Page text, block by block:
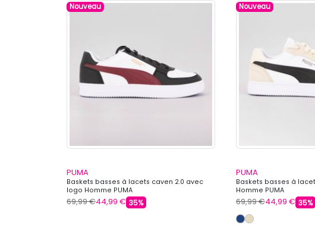
Nouveau
PUMA
Baskets basses à lacets caven 2.0 avec
logo Homme PUMA
69,99 €44,99 € 35%
Nouveau
PUMA
Baskets basses à
Homme PUMA
69,99 €44,99 € 35%